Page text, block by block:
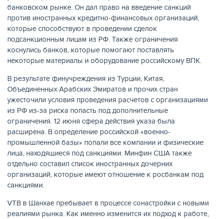
ЖУРНАЛ
банковском рынке. Он дал право на введение санкций
против иностранных кредитно-финансовых организаций,
которые способствуют в проведении сделок
подсанкционным лицам из РФ. Также ограничения
коснулись банков, которые помогают поставлять
некоторые материалы и оборудование российскому ВПК.
В результате финучреждения из Турции, Китая,
Объединенных Арабских Эмиратов и прочих стран
ужесточили условия проведения расчетов с организациями
из РФ из-за риска попасть под дополнительные
ограничения. 12 июня сфера действия указа была
расширена. В определение российской «военно-
промышленной базы» попали все компании и физические
лица, находящиеся под санкциями. Минфин США также
отдельно составил список иностранных дочерних
организаций, которые имеют отношение к росбанкам под
санкциями.
VTB в Шанхае пребывает в процессе сонастройки с новыми
реалиями рынка. Как именно изменится их подход к работе,